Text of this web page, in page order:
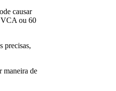
causar
VCA ou 60
precisas,
maneira de